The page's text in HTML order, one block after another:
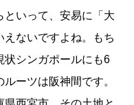
といって、安易に「大
えないですよね。もち
状シンガポールにも6
ーツは阪神間です。